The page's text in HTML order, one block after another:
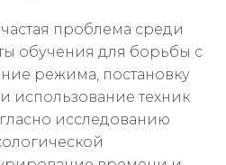
проблема среди
обучения для борьбы с
режима, постановку
использование техник
исследованию